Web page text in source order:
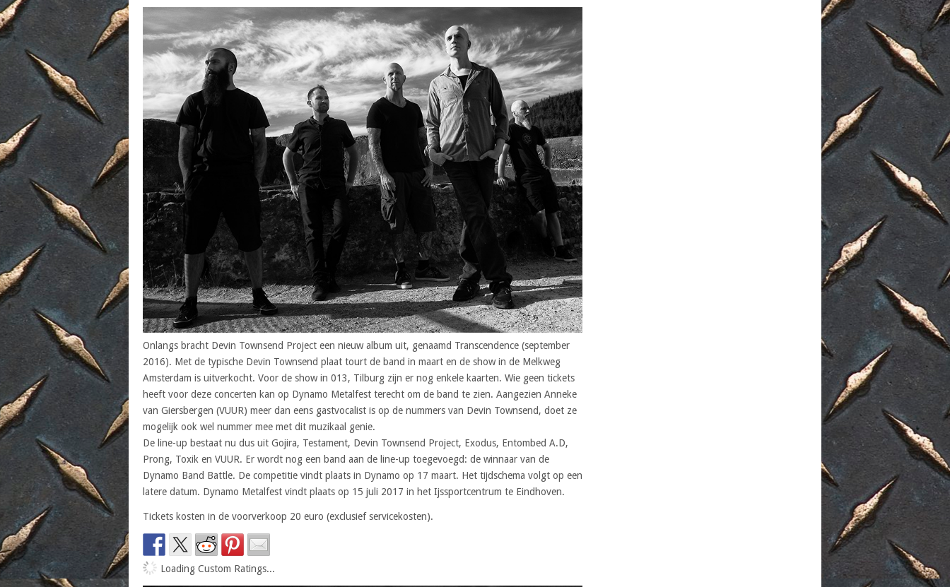
Onlangs bracht Devin Townsend Project een nieuw album uit, genaamd Transcendence (september
2016). Met de typische Devin Townsend plaat tourt de band in maart en de show in de Melkweg
Amsterdam is uitverkocht. Voor de show in 013, Tilburg zijn er nog enkele kaarten. Wie geen tickets
heeft voor deze concerten kan op Dynamo Metalfest terecht om de band te zien. Aangezien Anneke
van Giersbergen (VUUR) meer dan eens gastvocalist is op de nummers van Devin Townsend, doet ze
mogelijk ook wel nummer mee met dit muzikaal genie.
De line-up bestaat nu dus uit Gojira, Testament, Devin Townsend Project, Exodus, Entombed A.D,
Prong, Toxik en VUUR. Er wordt nog een band aan de line-up toegevoegd: de winnaar van de
Dynamo Band Battle. De competitie vindt plaats in Dynamo op 17 maart. Het tijdschema volgt op een
latere datum. Dynamo Metalfest vindt plaats op 15 juli 2017 in het Ijssportcentrum te Eindhoven.
Tickets kosten in de voorverkoop 20 euro (exclusief servicekosten).
Loading Custom Ratings...